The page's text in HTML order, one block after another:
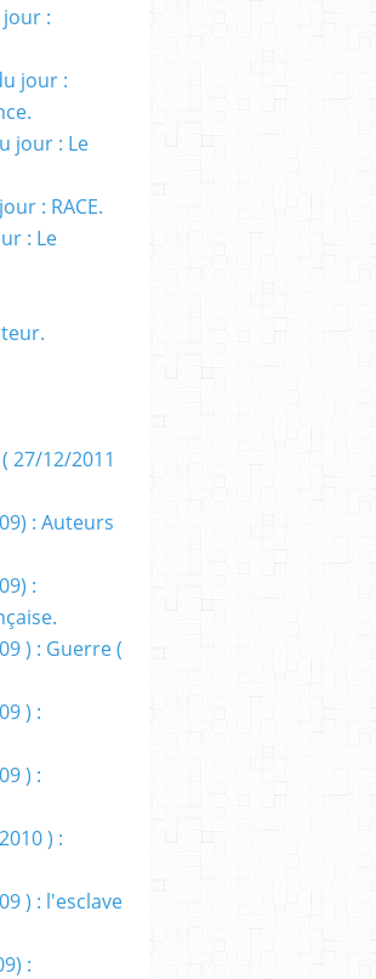
jour :
jour :
jour : Le
: RACE.
: Le
27/12/2011
: Auteurs
:
) : Guerre (
) :
) :
) :
) : l'esclave
: